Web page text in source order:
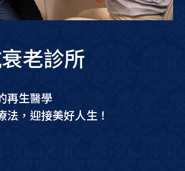
老診所
再生醫學
法，迎接美好人生！